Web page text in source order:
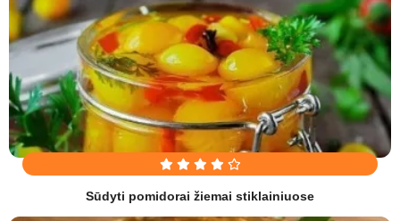
Sūdyti pomidorai žiemai stiklainiuose